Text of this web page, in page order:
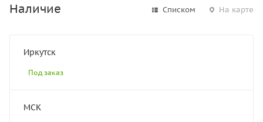
Наличие Списком На карте
Иркутск
Под заказ
МСК